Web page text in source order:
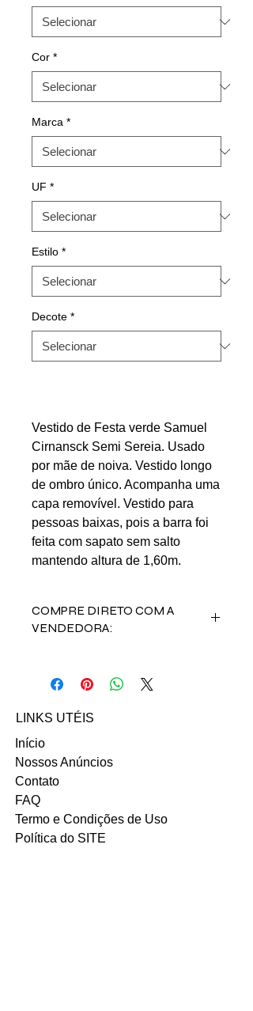
Cor *
Marca *
UF *
Estilo *
Decote *
Vestido de Festa verde Samuel
Cirnansck Semi Sereia. Usado
por mãe de noiva. Vestido longo
de ombro único. Acompanha uma
capa removível. Vestido para
pessoas baixas, pois a barra foi
feita com sapato sem salto
mantendo altura de 1,60m.
COMPRE DIRETO COM A
VENDEDORA:
Curto contato abaixo:
Email: vanessa.curto05@gmail.com
LINKS UTÉIS
Início
Nossos Anúncios
Contato
FAQ
Termo e Condições de Uso
Política do SITE